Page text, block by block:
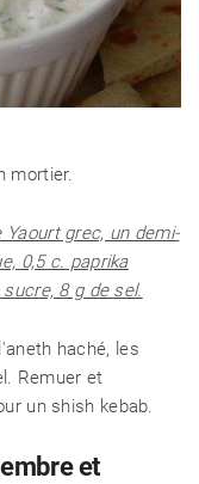
mortier.
grec, un demi-
0,5 c. paprika
8 g de sel.
haché, les
Remuer et
un shish kebab.
et